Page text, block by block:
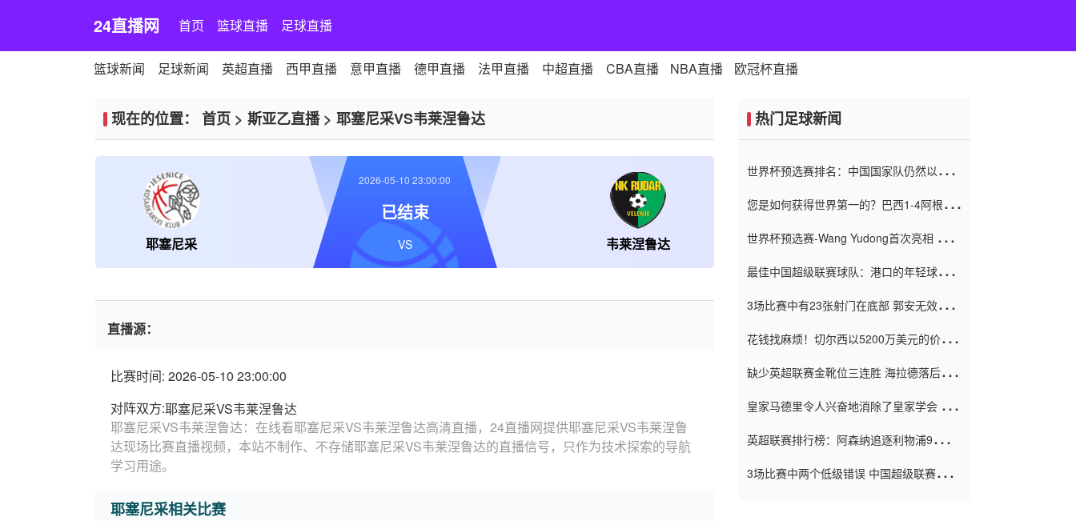
24直播网 首页 篮球直播 足球直播
篮球新闻 足球新闻 英超直播 西甲直播 意甲直播 德甲直播 法甲直播 中超直播 CBA直播 NBA直播 欧冠杯直播
现在的位置： 首页 > 斯亚乙直播> 耶塞尼采VS韦莱涅鲁达
耶塞尼采 韦莱涅鲁达
2026-05-10 23:00:00
已结束
VS
直播源：
比赛时间: 2026-05-10 23:00:00
对阵双方:耶塞尼采VS韦莱涅鲁达
耶塞尼采VS韦莱涅鲁达：在线看耶塞尼采VS韦莱涅鲁达高清直播，24直播网提供耶塞尼采VS韦莱涅鲁
达现场比赛直播视频，本站不制作、不存储耶塞尼采VS韦莱涅鲁达的直播信号，只作为技术探索的导航
学习用途。
耶塞尼采相关比赛
热门足球新闻
世界杯预选赛排名：中国国家队仍然以6分
您是如何获得世界第一的？巴西1-4阿根
世界杯预选赛-Wang Yudong首次亮相 中国
最佳中国超级联赛球队：港口的年轻球员在
（Taishan）
3场比赛中有23张射门在底部 郭安无效传球
花钱找麻烦！切尔西以5200万美元的价格
窗口
缺少英超联赛金靴位三连胜 海拉德落后6球
皇家马德里令人兴奋地消除了皇家学会 安
英超联赛排行榜：阿森纳追逐利物浦9分 曼
3场比赛中两个低级错误 中国超级联赛的前